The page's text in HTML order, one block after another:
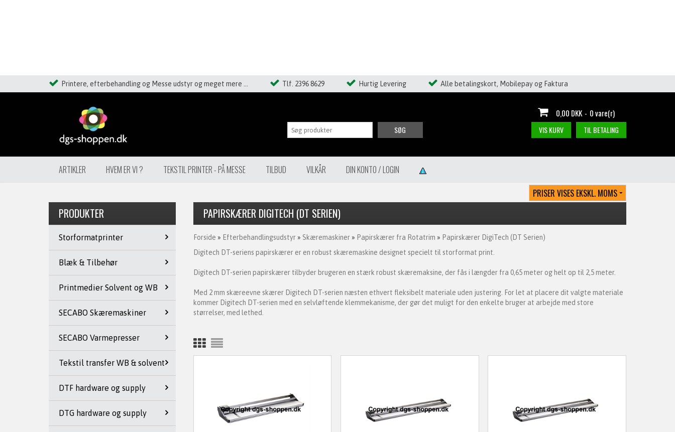
Printere, efterbehandling og Messe udstyr og meget mere ... Tlf. 2396 8629 Hurtig Levering Alle betalingskort, Mobilepay og Faktura
0,00 DKK - 0 vare(r)
VIS KURV TIL BETALING
ARTIKLER HVEM ER VI ? TEKSTIL PRINTER - PÅ MESSE TILBUD VILKÅR DIN KONTO / LOGIN
SØG
PRODUKTER
Storformatprinter
Blæk & Tilbehør
Printmedier Solvent og WB
SECABO Skæremaskiner
SECABO Varmepresser
Tekstil transfer WB & solvent
DTF hardware og supply
DTG hardware og supply
PAPIRSKÆRER DIGITECH (DT SERIEN)
Forside » Efterbehandlingsudstyr» Skæremaskiner» Papirskærer fra Rotatrim » Papirskærer DigiTech (DT Serien)
Digitech DT-seriens papirskærer er en robust skæremaskine designet specielt til storformat print.
Digitech DT-serien papirskærer tilbyder brugeren en stærk robust skæremaksine, der fås i længder fra 0,65 meter og helt op til 2,5 meter.
Med 2 mm skæreevne skærer Digitech DT-serien næsten ethvert fleksibelt materiale uden justering. For let at placere dit valgte materiale
kommer Digitech DT-serien med en selvløftende klemmekanisme, der gør det muligt for den enkelte bruger at arbejde med store
størrelser, med lethed.